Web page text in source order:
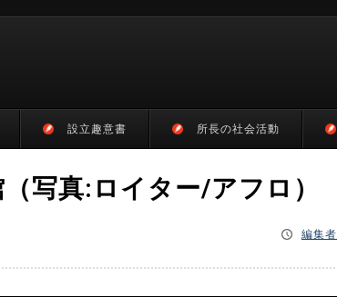
設立趣意書 所長の社会活動
写真:ロイター/アフロ）
編集者